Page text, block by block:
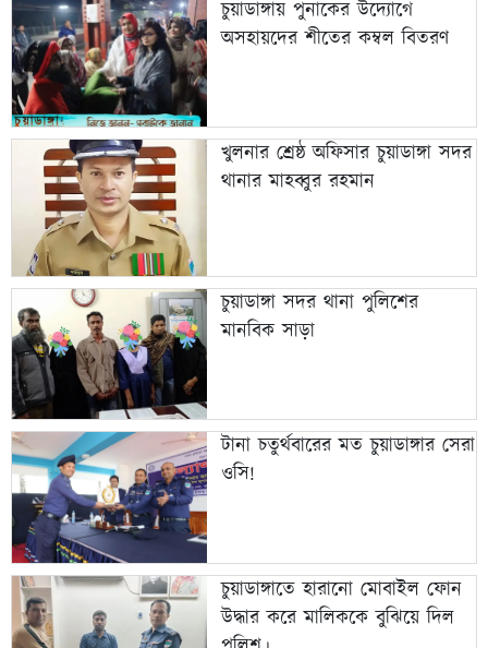
চুয়াডাঙ্গায় পুনাকের উদ্যোগে
অসহায়দের শীতের কম্বল বিতরণ
খুলনার শ্রেষ্ঠ অফিসার চুয়াডাঙ্গা সদর
থানার মাহব্বুর রহমান
চুয়াডাঙ্গা সদর থানা পুলিশের
মানবিক সাড়া
টানা চতুর্থবারের মত চুয়াডাঙ্গার সেরা
ওসি!
চুয়াডাঙ্গাতে হারানো মোবাইল ফোন
উদ্ধার করে মালিককে বুঝিয়ে দিল